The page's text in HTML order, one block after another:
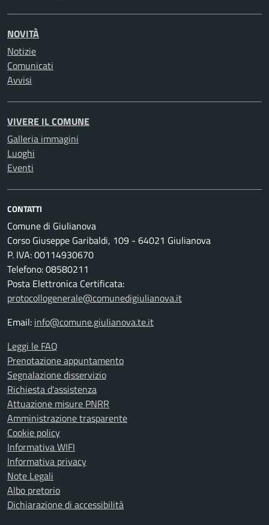
NOVITÀ
Notizie
Comunicati
Avvisi
VIVERE IL COMUNE
Galleria immagini
Luoghi
Eventi
CONTATTI
Comune di Giulianova
Corso Giuseppe Garibaldi, 109 - 64021 Giulianova
P. IVA: 00114930670
Telefono: 08580211
Posta Elettronica Certificata:
protocollogenerale@comunedigiulianova.it
Email: info@comune.giulianova.te.it
Leggi le FAQ
Prenotazione appuntamento
Segnalazione disservizio
Richiesta d'assistenza
Attuazione misure PNRR
Amministrazione trasparente
Cookie policy
Informativa WIFI
Informativa privacy
Note Legali
Albo pretorio
Dichiarazione di accessibilità